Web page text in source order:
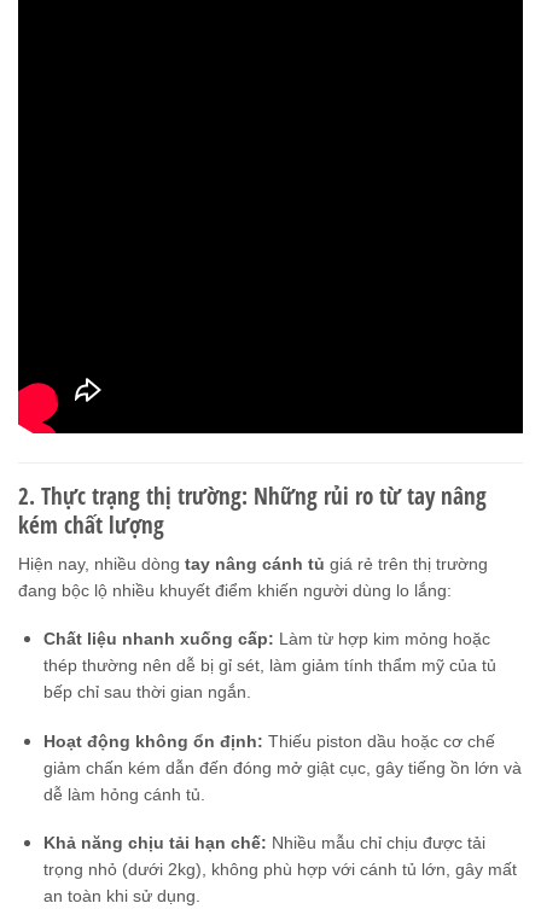
2. Thực trạng thị trường: Những rủi ro từ tay nâng
kém chất lượng
Hiện nay, nhiều dòng tay nâng cánh tủ giá rẻ trên thị trường
đang bộc lộ nhiều khuyết điểm khiến người dùng lo lắng:
Chất liệu nhanh xuống cấp: Làm từ hợp kim mỏng hoặc
thép thường nên dễ bị gỉ sét, làm giảm tính thẩm mỹ của tủ
bếp chỉ sau thời gian ngắn.
Hoạt động không ổn định: Thiếu piston dầu hoặc cơ chế
giảm chấn kém dẫn đến đóng mở giật cục, gây tiếng ồn lớn và
dễ làm hỏng cánh tủ.
Khả năng chịu tải hạn chế: Nhiều mẫu chỉ chịu được tải
trọng nhỏ (dưới 2kg), không phù hợp với cánh tủ lớn, gây mất
an toàn khi sử dụng.